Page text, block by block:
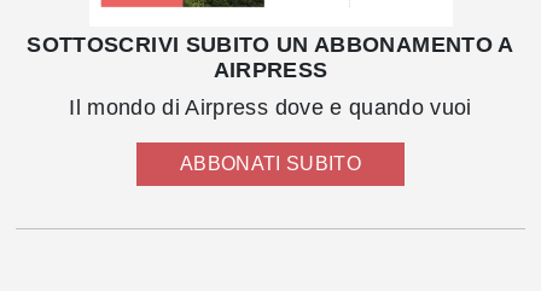
SOTTOSCRIVI SUBITO UN ABBONAMENTO A
AIRPRESS
Il mondo di Airpress dove e quando vuoi
ABBONATI SUBITO